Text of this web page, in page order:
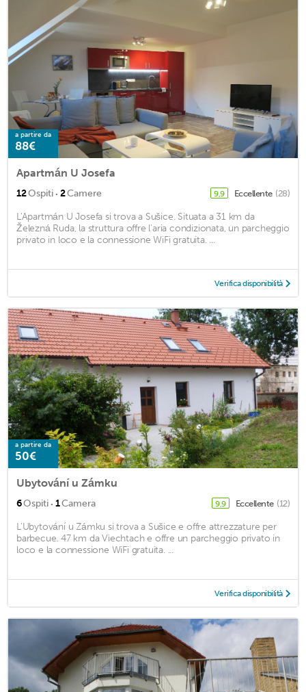
a partire da
88€
Apartmán U Josefa
12Ospiti · 2Camere 9,9 Eccellente (28)
L'Apartmán U Josefa si trova a Sušice. Situata a 31 km da
Železná Ruda, la struttura offre l'aria condizionata, un parcheggio
privato in loco e la connessione WiFi gratuita. ...
Verifica disponibilità
a partire da
50€
Ubytování u Zámku
6Ospiti · 1Camera 9,9 Eccellente (12)
L'Ubytování u Zámku si trova a Sušice e offre attrezzature per
barbecue. 47 km da Viechtach e offre un parcheggio privato in
loco e la connessione WiFi gratuita. ...
Verifica disponibilità